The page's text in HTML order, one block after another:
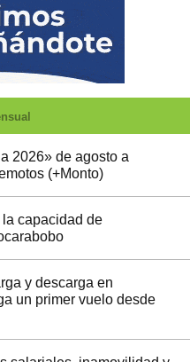
2026» de agosto a
(+Monto)
capacidad de
y descarga en
un primer vuelo desde